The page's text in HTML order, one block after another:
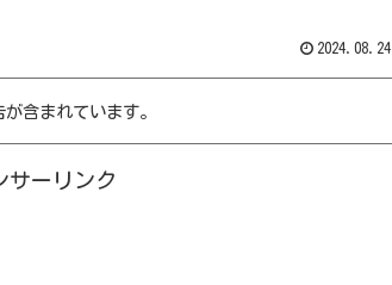
2024.08.24
含まれています。
サーリンク